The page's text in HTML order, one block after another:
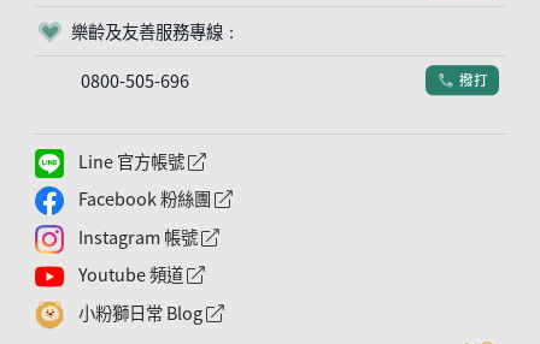
客服符號
樂齡及友善服務專線：
0800-505-696
電話符號
撥打
Line 官方帳號 外網連結符號
Facebook 粉絲團 外網連結符號
Instagram 帳號 外網連結符號
Youtube 頻道 外網連結符號
小粉獅日常 Blog 外網連結符號